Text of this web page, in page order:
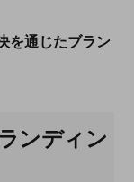
を通じたブラン
ンディン